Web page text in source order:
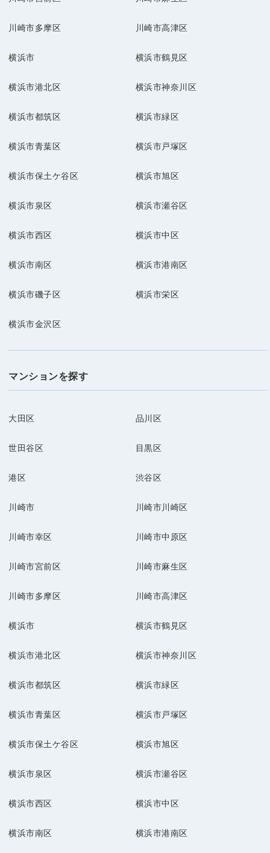
川崎市多摩区 川崎市高津区
横浜市 横浜市鶴見区
横浜市港北区 横浜市神奈川区
横浜市都筑区 横浜市緑区
横浜市青葉区 横浜市戸塚区
横浜市保土ケ谷区 横浜市旭区
横浜市泉区 横浜市瀬谷区
横浜市西区 横浜市中区
横浜市南区 横浜市港南区
横浜市磯子区 横浜市栄区
横浜市金沢区
マンションを探す
大田区 品川区
世田谷区 目黒区
港区 渋谷区
川崎市 川崎市川崎区
川崎市幸区 川崎市中原区
川崎市宮前区 川崎市麻生区
川崎市多摩区 川崎市高津区
横浜市 横浜市鶴見区
横浜市港北区 横浜市神奈川区
横浜市都筑区 横浜市緑区
横浜市青葉区 横浜市戸塚区
横浜市保土ケ谷区 横浜市旭区
横浜市泉区 横浜市瀬谷区
横浜市西区 横浜市中区
横浜市南区 横浜市港南区